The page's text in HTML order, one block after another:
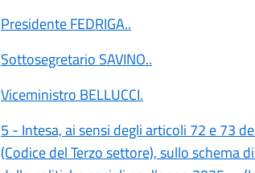
Presidente FEDRIGA..
Sottosegretario SAVINO..
Viceministro BELLUCCI.
5 - Intesa, ai sensi degli articoli 72 e 73
(Codice del Terzo settore), sullo schema